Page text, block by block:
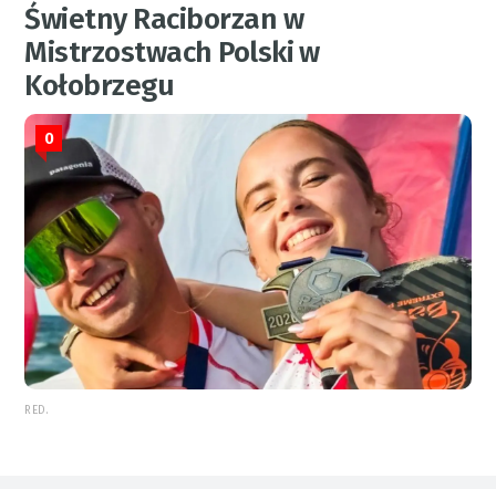
Świetny Raciborzan w
Mistrzostwach Polski w
Kołobrzegu
0
RED.